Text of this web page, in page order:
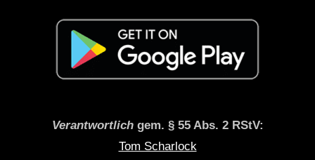
Verantwortlichgem. § 55 Abs. 2 RStV:
Tom Scharlock